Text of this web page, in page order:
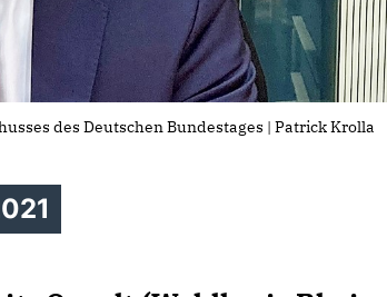
des Deutschen Bundestages | Patrick Krolla